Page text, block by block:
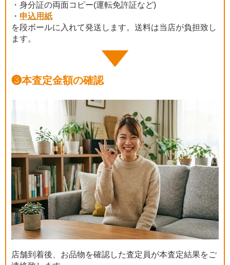
・身分証の両面コピー(運転免許証など)
・ 申込用紙
を段ボールに入れて発送します。送料は当店が負担致し
ます。
❸本査定金額の確認
店舗到着後、お品物を確認した査定員が本査定結果をご